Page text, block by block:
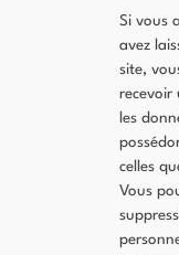
Si vous
avez
site,
recevoir
les
celles
Vous